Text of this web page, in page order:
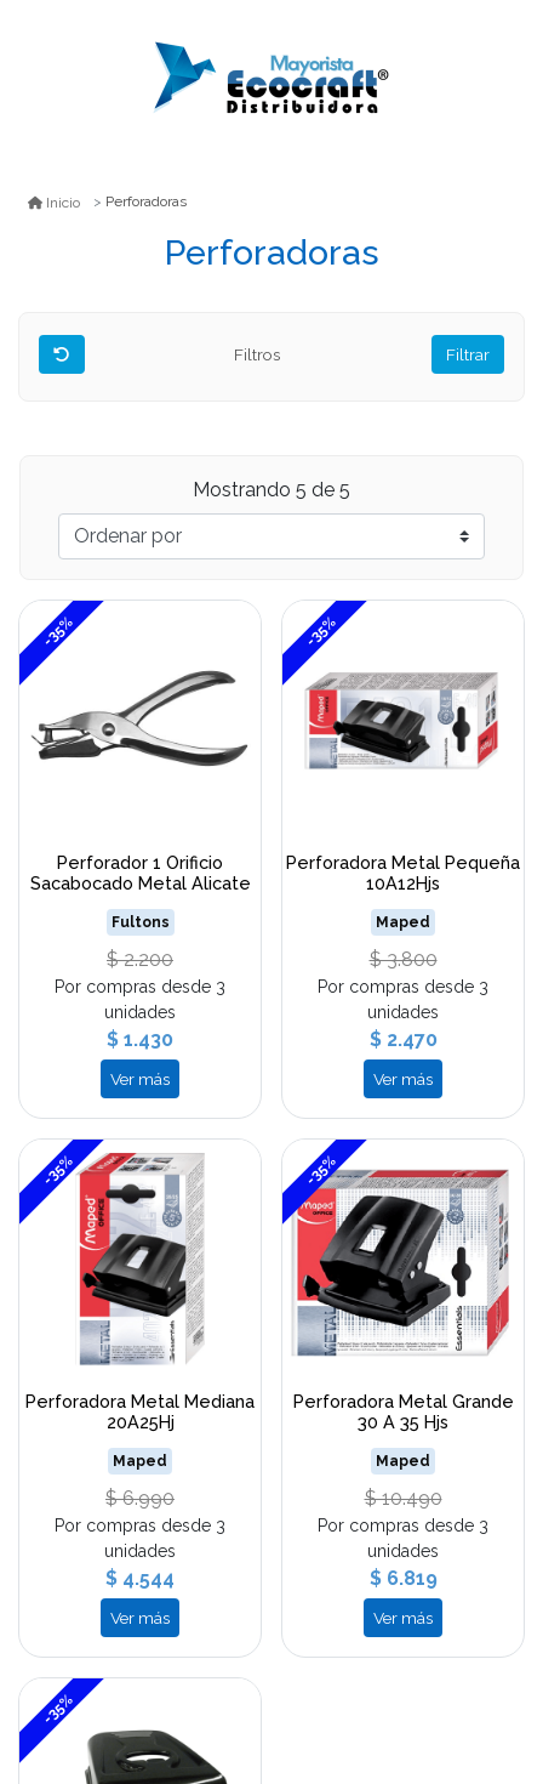
Inicio Perforadoras
Perforadoras
Filtros Filtrar
Mostrando 5 de 5
-35%
Perforador 1 Orificio
Sacabocado Metal Alicate
Fultons
$ 2.200
Por compras desde 3
unidades
$ 1.430
Ver más
-35%
Perforadora Metal Pequeña
10A12Hjs
Maped
$ 3.800
Por compras desde 3
unidades
$ 2.470
Ver más
-35%
Perforadora Metal Mediana
20A25Hj
Maped
$ 6.990
Por compras desde 3
unidades
$ 4.544
Ver más
-35%
Perforadora Metal Grande
30 A 35 Hjs
Maped
$ 10.490
Por compras desde 3
unidades
$ 6.819
Ver más
-35%